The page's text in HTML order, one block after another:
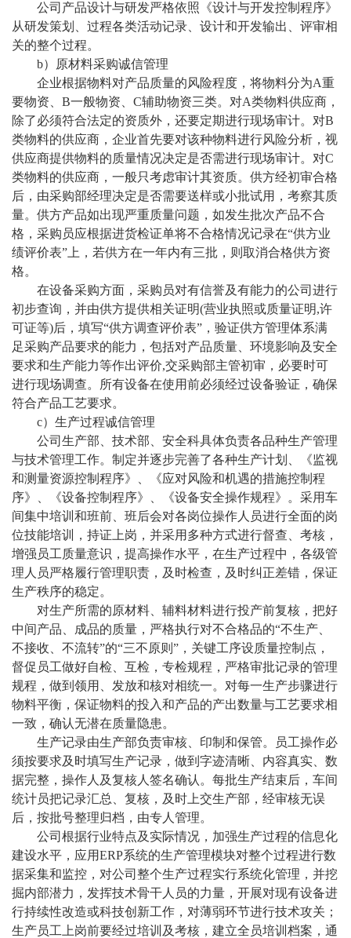
公司产品设计与研发严格依照《设计与开发控制程序》
从研发策划、过程各类活动记录、设计和开发输出、评审相
关的整个过程。
b）原材料采购诚信管理
企业根据物料对产品质量的风险程度，将物料分为A重
要物资、B一般物资 C辅助物资三类。对A类物料供应商，
除了必须符合法定的资质外，还要定期进行现场审计。对B
类物料的供应商，企业首先要对该种物料进行风险分析，视
供应商提供物料的质量情况决定是否需进行现场审计。对C
类物料的供应商，一般只考虑审计其资质。供方经初审合格
后，由采购部经理决定是否需要送样或小批试用，考察其质
量。供方产品如出现严重质量问题，如发生批次产品不合
格，采购员应根据进货检证单将不合格情况记录在“供方业
绩评价表”上，若供方在一年内有三批，则取消合格供方资
格。
在设备采购方面，采购员对有信誉及有能力的公司进行
初步查询，并由供方提供相关证明(营业执照或质量证明,许
可证等)后，填写“供方调查评价表”，验证供方管理体系满
足采购产品要求的能力，包括对产品质量、环境影响及安全
要求和生产能力等作出评价,交采购部主管初审，必要时可
进行现场调查。所有设备在使用前必须经过设备验证，确保
符合产品工艺要求。
c）生产过程诚信管理
公司生产部、技术部、安全科具体负责各品种生产管理
与技术管理工作。制定并逐步完善了各种生产计划、《监视
和测量资源控制程序》、《应对风险和机遇的措施控制程
序》、《设备控制程序》、《设备安全操作规程》
。采用车
间集中培训和班前、班后会对各岗位操作人员进行全面的岗
位技能培训，持证上岗，并采用多种方式进行督查、考核，
增强员工质量意识，提高操作水平，在生产过程中，各级管
理人员严格履行管理职责，及时检查，及时纠正差错，保证
生产秩序的稳定。
对生产所需的原材料、辅料材料进行投产前复核，把好
中间产品、成品的质量，严格执行对不合格品的“不生产、
不接收、不流转”的“三不原则”，关键工序设质量控制点，
督促员工做好自检、互检，专检规程，严格审批记录的管理
规程，做到领用、发放和核对相统一。对每一生产步骤进行
物料平衡，保证物料的投入和产品的产出数量与工艺要求相
一致，确认无潜在质量隐患。
生产记录由生产部负责审核、印制和保管。员工操作必
须按要求及时填写生产记录，做到字迹清晰、内容真实、数
据完整，操作人及复核人签名确认。每批生产结束后，车间
统计员把记录汇总、复核，及时上交生产部，经审核无误
后，按批号整理归档，由专人管理。
公司根据行业特点及实际情况，加强生产过程的信息化
建设水平，应用ERP系统的生产管理模块对整个过程进行数
据采集和监控，对公司整个生产过程实行系统化管理，并挖
掘内部潜力，发挥技术骨干人员的力量，开展对现有设备进
行持续性改造或科技创新工作，对薄弱环节进行技术攻关；
生产员工上岗前要经过培训及考核，建立全员培训档案，通